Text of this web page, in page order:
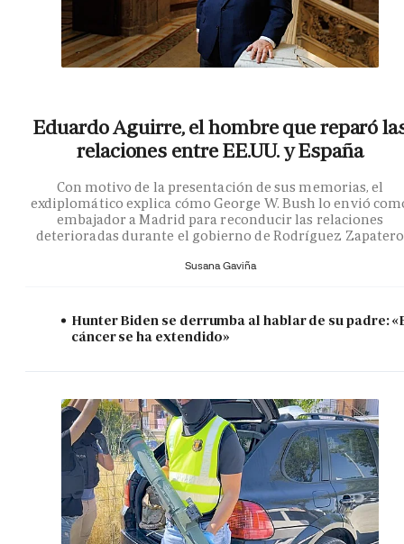
Eduardo Aguirre, el hombre que reparó
relaciones entre EE.UU. y España
Con motivo de la presentación de sus memorias, el
exdiplomático explica cómo George W. Bush lo envió
embajador a Madrid para reconducir las relaciones
deterioradas durante el gobierno de Rodríguez Zapatero
Susana Gaviña
Hunter Biden se derrumba al hablar de su padre:
cáncer se ha extendido»